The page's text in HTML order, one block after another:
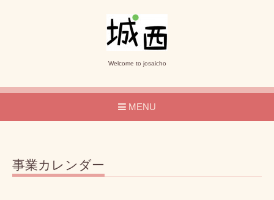
Welcome to josaicho
MENU
事業カレンダー